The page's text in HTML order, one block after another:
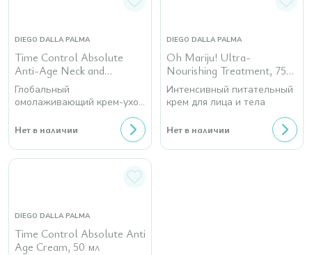
DIEGO DALLA PALMA
Time Control Absolute
Anti-Age Neck and
Décolleté Treatment, 50
мл
Глобальный
омолаживающий крем-уход
Нет в наличии
DIEGO DALLA PALMA
Oh Mariju! Ultra-
Nourishing Treatment, 75
мл
Интенсивный питательный
крем для лица и тела
Нет в наличии
DIEGO DALLA PALMA
Time Control Absolute Anti
Age Cream, 50 мл